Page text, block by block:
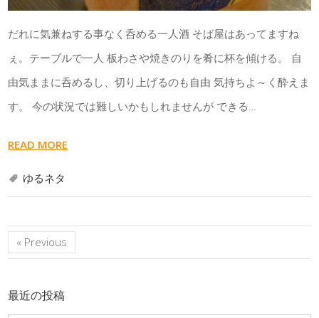
だれに気兼ねする事なく呑める一人酒 そば屋はあってますね
ぇ。テーブルで一人 板わさや焼きのりを肴に杯を傾ける。 自
由気ままに呑めるし、切り上げるのも自由 気持ちよ～く酔えま
す。 今の状況では難しいかもしれませんが できる…
READ MORE
ゆるネタ
« Previous
最近の投稿